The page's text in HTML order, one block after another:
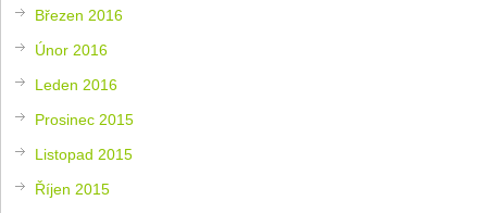
Březen 2016
Únor 2016
Leden 2016
Prosinec 2015
Listopad 2015
Říjen 2015